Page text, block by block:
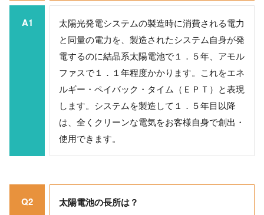
A1
太陽光発電システムの製造時に消費される電力
と同量の電力を、製造されたシステム自身が発
電するのに結晶系太陽電池で１．５年、アモル
ファスで１．１年程度かかります。これをエネ
ルギー・ペイバック・タイム（ＥＰＴ）と表現
します。システムを製造して１．５年目以降
は、全くクリーンな電気をお客様自身で創出・
使用できます。
Q2 太陽電池の長所は？